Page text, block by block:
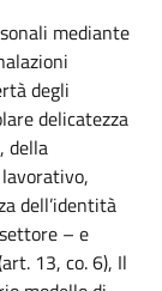
mediante
degli
delicatezza
della
dell’identità
– e
13, co. 6), Il